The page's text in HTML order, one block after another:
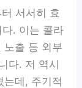
서서히 효
. 이는 콜라
노출 등 외부
다. 저 역시
는데, 주기적